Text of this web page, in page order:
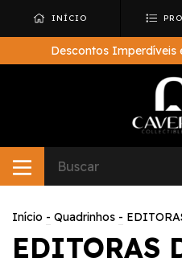
INÍCIO
Descontos Imperdíveis
Início - Quadrinhos -
EDITORAS